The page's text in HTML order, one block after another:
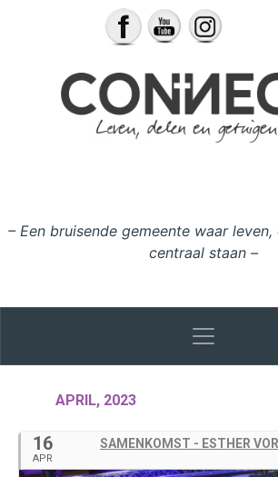
– Een bruisende gemeente waar
centraal staan –
APRIL, 2023
16
APR
SAMENKOMST - ESTHER